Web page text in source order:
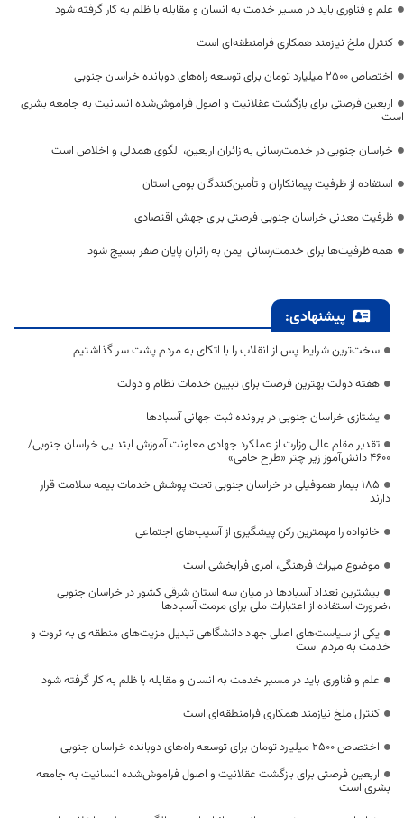
علم و فناوری باید در مسیر خدمت به انسان و مقابله با ظلم به کار گرفته شود
کنترل ملخ نیازمند همکاری فرامنطقه‌ای است
اختصاص 2500 میلیارد تومان برای توسعه راه‌های دوبانده خراسان جنوبی
اربعین فرصتی برای بازگشت عقلانیت و اصول فراموش‌شده انسانیت به جامعه بشری
است
خراسان جنوبی در خدمت‌رسانی به زائران اربعین، الگوی همدلی و اخلاص است
استفاده از ظرفیت پیمانکاران و تأمین‌کنندگان بومی استان
ظرفیت معدنی خراسان جنوبی فرصتی برای جهش اقتصادی
همه ظرفیت‌ها برای خدمت‌رسانی ایمن به زائران پایان صفر بسیج شود
پیشنهادی:
سخت‌ترین شرایط پس از انقلاب را با اتکای به مردم پشت سر گذاشتیم
هفته دولت بهترین فرصت برای تبیین خدمات نظام و دولت
یشتازی خراسان جنوبی در پرونده ثبت جهانی آسبادها
تقدیر مقام عالی وزارت از عملکرد جهادی معاونت آموزش ابتدایی خراسان جنوبی/
۴۶۰۰ دانش‌آموز زیر چتر «طرح حامی»
۱۸۵ بیمار هموفیلی در خراسان جنوبی تحت پوشش خدمات بیمه سلامت قرار
دارند
خانواده را مهمترین رکن پیشگیری از آسیب‌های اجتماعی
موضوع میراث فرهنگی، امری فرابخشی است
بیشترین تعداد آسبادها در میان سه استان شرقی کشور در خراسان جنوبی
،ضرورت استفاده از اعتبارات ملی برای مرمت آسبادها
یکی از سیاست‌های اصلی جهاد دانشگاهی تبدیل مزیت‌های منطقه‌ای به ثروت و
خدمت به مردم است
علم و فناوری باید در مسیر خدمت به انسان و مقابله با ظلم به کار گرفته شود
کنترل ملخ نیازمند همکاری فرامنطقه‌ای است
اختصاص 2500 میلیارد تومان برای توسعه راه‌های دوبانده خراسان جنوبی
اربعین فرصتی برای بازگشت عقلانیت و اصول فراموش‌شده انسانیت به جامعه
بشری است